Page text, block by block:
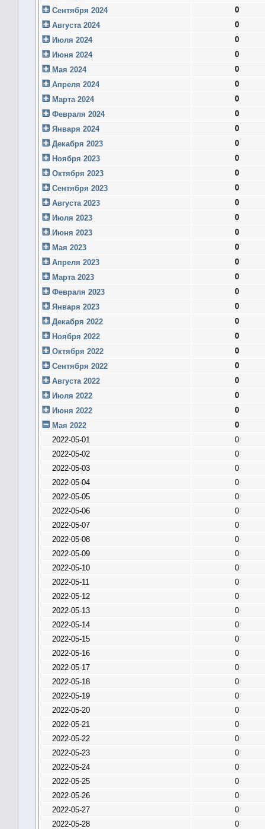
Сентября 2024
0
Августа 2024
0
Июля 2024
0
Июня 2024
0
Мая 2024
0
Апреля 2024
0
Марта 2024
0
Февраля 2024
0
Января 2024
0
Декабря 2023
0
Ноября 2023
0
Октября 2023
0
Сентября 2023
0
Августа 2023
0
Июля 2023
0
Июня 2023
0
Мая 2023
0
Апреля 2023
0
Марта 2023
0
Февраля 2023
0
Января 2023
0
Декабря 2022
0
Ноября 2022
0
Октября 2022
0
Сентября 2022
0
Августа 2022
0
Июля 2022
0
Июня 2022
0
Мая 2022
0
2022-05-01
0
2022-05-02
0
2022-05-03
0
2022-05-04
0
2022-05-05
0
2022-05-06
0
2022-05-07
0
2022-05-08
0
2022-05-09
0
2022-05-10
0
2022-05-11
0
2022-05-12
0
2022-05-13
0
2022-05-14
0
2022-05-15
0
2022-05-16
0
2022-05-17
0
2022-05-18
0
2022-05-19
0
2022-05-20
0
2022-05-21
0
2022-05-22
0
2022-05-23
0
2022-05-24
0
2022-05-25
0
2022-05-26
0
2022-05-27
0
2022-05-28
0